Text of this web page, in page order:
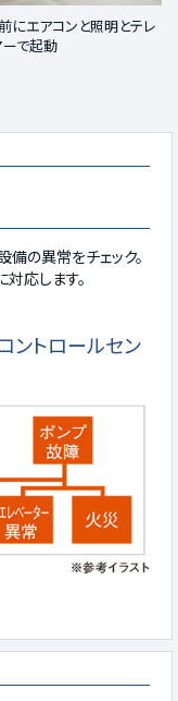
にエアコンと照明とテレ
ーで起動
備の異常をチェック。
応します。
ントロールセン